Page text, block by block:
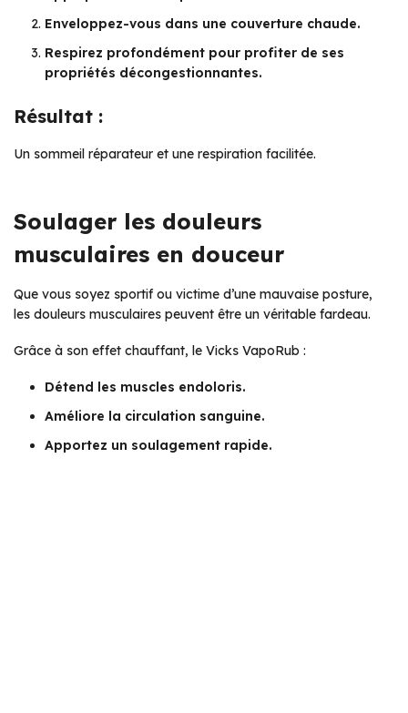
Enveloppez-vous dans une couverture chaude.
Respirez profondément pour profiter de ses
propriétés décongestionnantes.
Résultat :
Un sommeil réparateur et une respiration facilitée.
Soulager les douleurs
musculaires en douceur
Que vous soyez sportif ou victime d’une mauvaise posture,
les douleurs musculaires peuvent être un véritable fardeau.
Grâce à son effet chauffant, le Vicks VapoRub :
Détend les muscles endoloris.
Améliore la circulation sanguine.
Apportez un soulagement rapide.